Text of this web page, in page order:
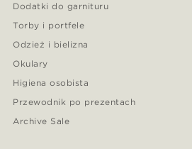
Dodatki do garnituru
Torby i portfele
Odzież i bielizna
Okulary
Higiena osobista
Przewodnik po prezentach
Archive Sale